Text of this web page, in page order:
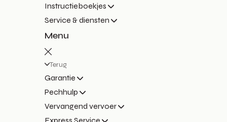
Instructieboekjes
Service & diensten
Menu
Terug
Garantie
Pechhulp
Vervangend vervoer